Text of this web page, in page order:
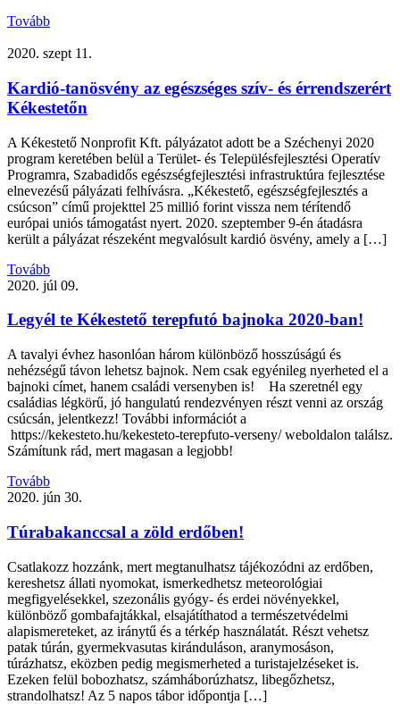
Tovább
2020. szept 11.
Kardió-tanösvény az egészséges szív- és érrendszerért
Kékestetőn
A Kékestető Nonprofit Kft. pályázatot adott be a Széchenyi 2020
program keretében belül a Terület- és Településfejlesztési Operatív
Programra, Szabadidős egészségfejlesztési infrastruktúra fejlesztése
elnevezésű pályázati felhívásra. „Kékestető, egészségfejlesztés a
csúcson” című projekttel 25 millió forint vissza nem térítendő
európai uniós támogatást nyert. 2020. szeptember 9-én átadásra
került a pályázat részeként megvalósult kardió ösvény, amely a […]
Tovább
2020. júl 09.
Legyél te Kékestető terepfutó bajnoka 2020-ban!
A tavalyi évhez hasonlóan három különböző hosszúságú és
nehézségű távon lehetsz bajnok. Nem csak egyénileg nyerheted el a
bajnoki címet, hanem családi versenyben is! Ha szeretnél egy
családias légkörű, jó hangulatú rendezvényen részt venni az ország
csúcsán, jelentkezz! További információt a
https://kekesteto.hu/kekesteto-terepfuto-verseny/ weboldalon találsz.
Számítunk rád, mert magasan a legjobb!
Tovább
2020. jún 30.
Túrabakanccsal a zöld erdőben!
Csatlakozz hozzánk, mert megtanulhatsz tájékozódni az erdőben,
kereshetsz állati nyomokat, ismerkedhetsz meteorológiai
megfigyelésekkel, szezonális gyógy- és erdei növényekkel,
különböző gombafajtákkal, elsajátíthatod a természetvédelmi
alapismereteket, az iránytű és a térkép használatát. Részt vehetsz
patak túrán, gyermekvasutas kiránduláson, aranymosáson,
túrázhatsz, eközben pedig megismerheted a turistajelzéseket is.
Ezeken felül bobozhatsz, számháborúzhatsz, libegőzhetsz,
strandolhatsz! Az 5 napos tábor időpontja […]